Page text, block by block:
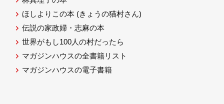
ほしよりこの本 (きょうの猫村さん)
伝説の家政婦・志麻の本
世界がもし100人の村だったら
マガジンハウスの全書籍リスト
マガジンハウスの電子書籍